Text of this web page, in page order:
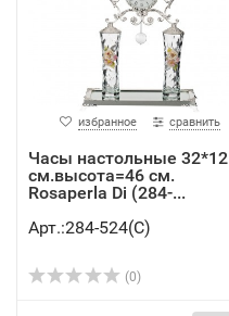
избранное сравнить
Часы настольные 32*12
см.высота=46 см.
Rosaperla Di (284-...
Арт.:284-524(C)
(0)